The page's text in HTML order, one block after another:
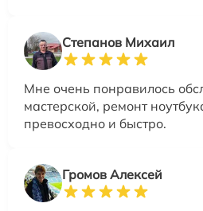
Степанов Михаил
Мне очень понравилось
мастерской, ремонт
превосходно и быстро.
Громов Алексей